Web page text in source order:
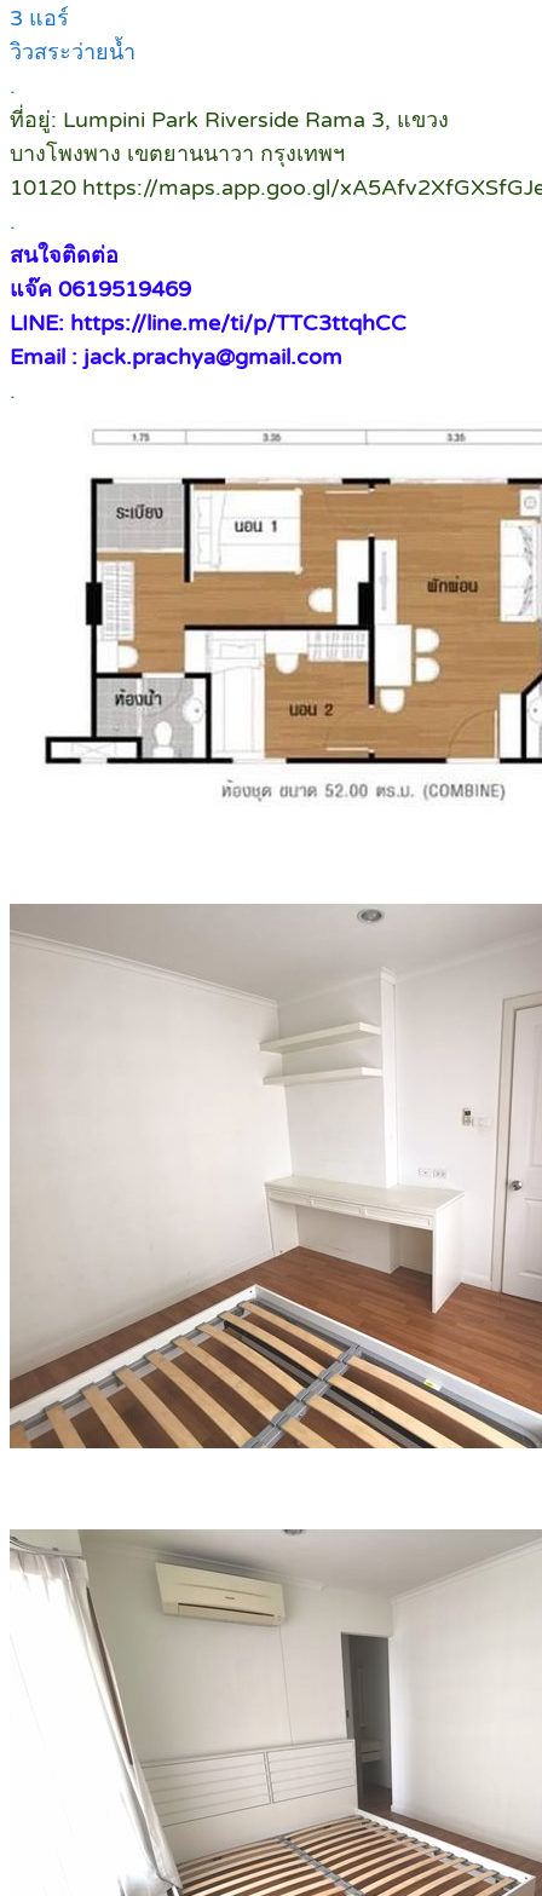
3 แอร์
วิวสระว่ายน้ำ
.
ที่อยู่: Lumpini Park Riverside Rama 3, แขวง
บางโพงพาง เขตยานนาวา กรุงเทพฯ
10120 https://maps.app.goo.gl/
.
สนใจติดต่อ
แจ๊ค 0619519469
LINE: https://line.me/ti/p/TTC3ttqhCC
Email : jack.prachya@gmail.com
.